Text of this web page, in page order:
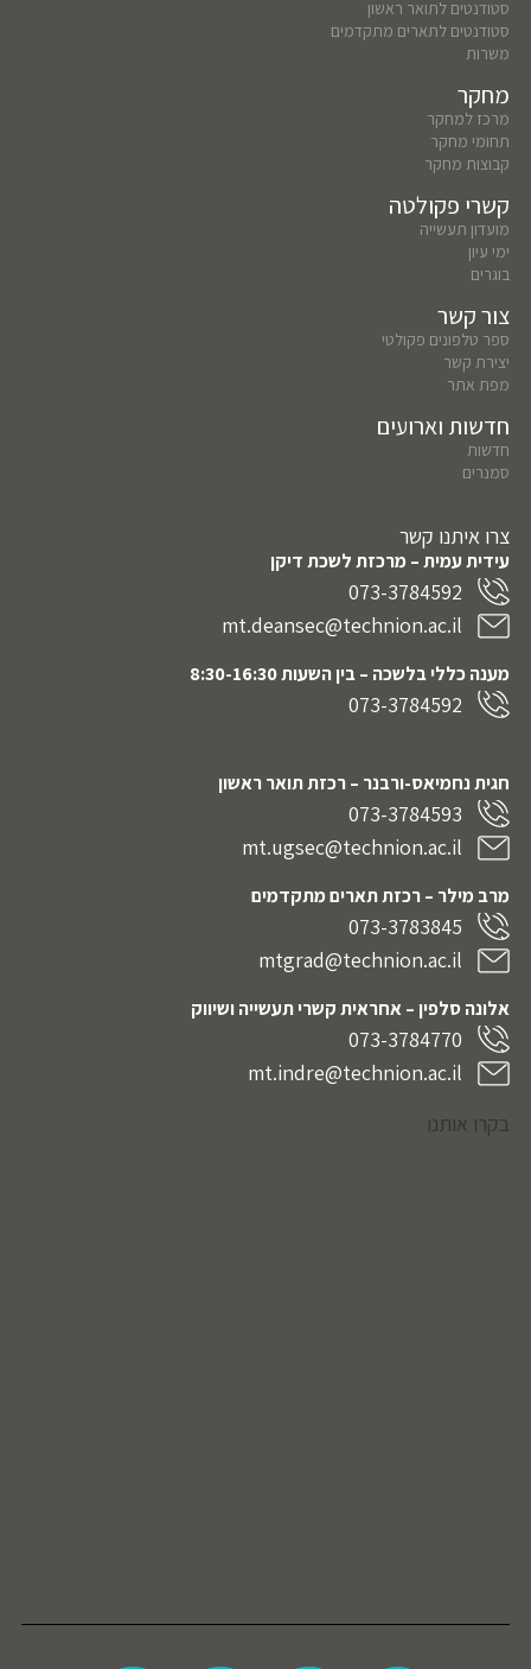
סטודנטים לתואר ראשון
סטודנטים לתארים מתקדמים
משרות
מחקר
מרכז למחקר
תחומי מחקר
קבוצות מחקר
קשרי פקולטה
מועדון תעשייה
ימי עיון
בוגרים
צור קשר
ספר טלפונים פקולטי
יצירת קשר
מפת אתר
חדשות וארועים
חדשות
סמנרים
צרו איתנו קשר
עידית עמית – מרכזת לשכת דיקן
073-3784592
mt.deansec@technion.ac.il
מענה כללי בלשכה – בין השעות 8:30-16:30
073-3784592
חגית נחמיאס-ורבנר – רכזת תואר ראשון
073-3784593
mt.ugsec@technion.ac.il
מרב מילר – רכזת תארים מתקדמים
073-3783845
mtgrad@technion.ac.il
אלונה סלפין – אחראית קשרי תעשייה ושיווק
073-3784770
mt.indre@technion.ac.il
בקרו אותנו